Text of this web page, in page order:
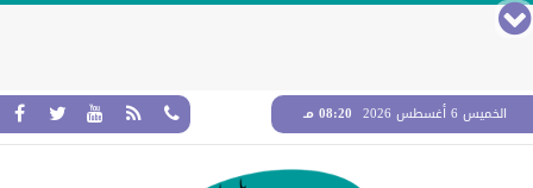
الخميس 6 أغسطس 2026 08:20 مـ